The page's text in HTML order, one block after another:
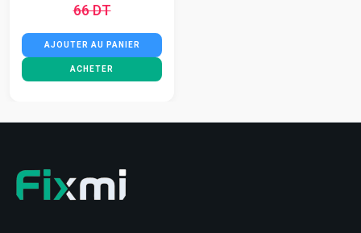
66 DT
AJOUTER AU PANIER
ACHETER